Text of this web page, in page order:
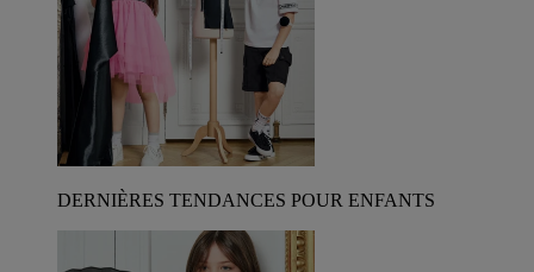
DERNIÈRES TENDANCES POUR ENFANTS